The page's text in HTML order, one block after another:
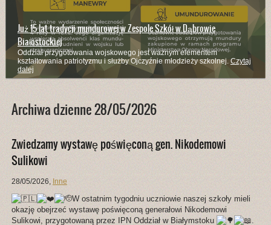
Już 15 lat tradycji mundurowej w Zespole Szkół w Dąbrowie
Białostockiej
Oddział przygotowania wojskowego jest ważnym elementem
kształtowania patriotyzmu i służby Ojczyźnie młodzieży szkolnej. Czytaj
dalej
Archiwa dzienne 28/05/2026
Zwiedzamy wystawę poświęconą gen. Nikodemowi
Sulikowi
28/05/2026, Inne
W ostatnim tygodniu uczniowie naszej szkoły mieli
okazję obejrzeć wystawę poświęconą generałowi Nikodemowi
Sulikowi, przygotowaną przez IPN Oddział w Białymstoku
.